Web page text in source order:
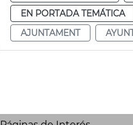
EN PORTADA TEMÁTICA
AJUNTAMENT